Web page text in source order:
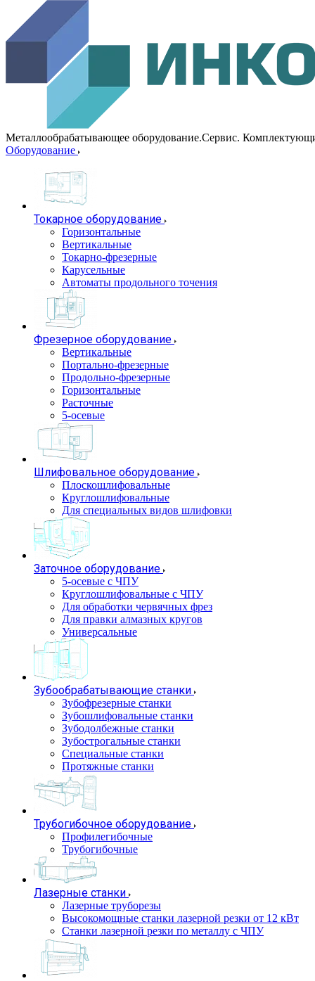
Металлообрабатывающее оборудование.Сервис.
Оборудование
Токарное оборудование
Горизонтальные
Вертикальные
Токарно-фрезерные
Карусельные
Автоматы продольного точения
Фрезерное оборудование
Вертикальные
Портально-фрезерные
Продольно-фрезерные
Горизонтальные
Расточные
5-осевые
Шлифовальное оборудование
Плоскошлифовальные
Круглошлифовальные
Для специальных видов шлифовки
Заточное оборудование
5-осевые с ЧПУ
Круглошлифовальные с ЧПУ
Для обработки червячных фрез
Для правки алмазных кругов
Универсальные
Зубообрабатывающие станки
Зубофрезерные станки
Зубошлифовальные станки
Зубодолбежные станки
Зубострогальные станки
Специальные станки
Протяжные станки
Трубогибочное оборудование
Профилегибочные
Трубогибочные
Лазерные станки
Лазерные труборезы
Высокомощные станки лазерной резки от 12 кВт
Станки лазерной резки по металлу с ЧПУ